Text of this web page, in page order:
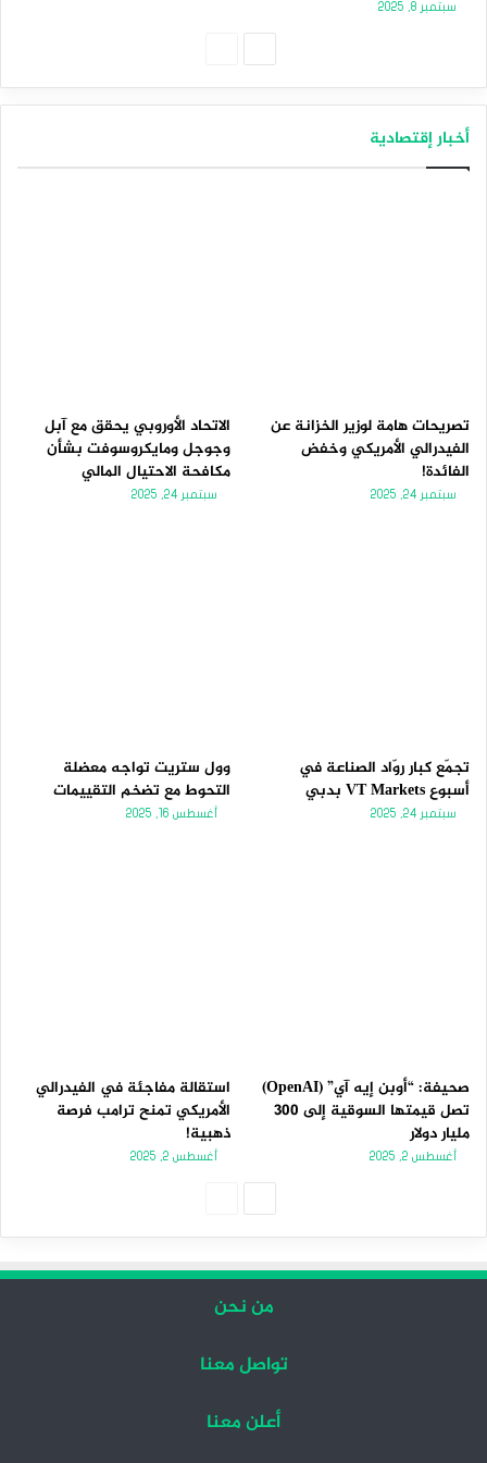
سبتمبر 8, 2025
أخبار إقتصادية
تصريحات هامة لوزير الخزانة عن
الفيدرالي الأمريكي وخفض
الفائدة!
سبتمبر 24, 2025
الاتحاد الأوروبي يحقق مع آبل
وجوجل ومايكروسوفت بشأن
مكافحة الاحتيال المالي
سبتمبر 24, 2025
تجمّع كبار روّاد الصناعة في
أسبوع VT Markets بدبي
سبتمبر 24, 2025
وول ستريت تواجه معضلة
التحوط مع تضخم التقييمات
أغسطس 16, 2025
صحيفة: “أوبن إيه آي” (OpenAI)
تصل قيمتها السوقية إلى 300
مليار دولار
أغسطس 2, 2025
استقالة مفاجئة في الفيدرالي
الأمريكي تمنح ترامب فرصة
ذهبية!
أغسطس 2, 2025
من نحن
تواصل معنا
أعلن معنا